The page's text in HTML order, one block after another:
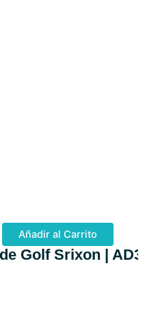
Añadir al Carrito
Golf Srixon |